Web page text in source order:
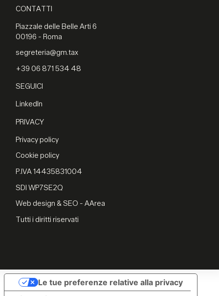
CONTATTI
Piazzale delle Belle Arti 6
00196 - Roma
segreteria@gm.tax
+39 06 871 534 48
SEGUICI
LinkedIn
PRIVACY
Privacy policy
Cookie policy
P.IVA 14435831004
SDI WP7SE2Q
Web design & SEO - AArea
Tutti i diritti riservati
Le tue preferenze relative alla privacy